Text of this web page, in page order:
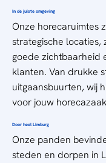
In de juiste omgeving
Onze horecaruimtes
strategische
goede zichtbaarheid
klanten. Van drukke
uitgaansbuurten, wij
voor jouw
Door heel Limburg
Onze panden
steden en dorpen in